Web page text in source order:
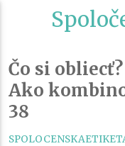
Čo si
Ako
38